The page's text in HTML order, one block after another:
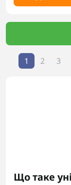
1 2 3
Що таке